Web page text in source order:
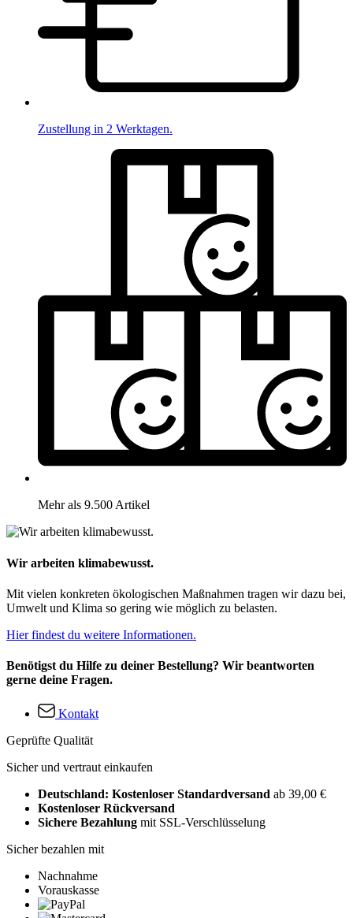
Zustellung in 2 Werktagen.
Mehr als 9.500 Artikel
Wir arbeiten klimabewusst.
Mit vielen konkreten ökologischen Maßnahmen tragen wir dazu bei,
Umwelt und Klima so gering wie möglich zu belasten.
Hier findest du weitere Informationen.
Benötigst du Hilfe zu deiner Bestellung? Wir beantworten
gerne deine Fragen.
Kontakt
Geprüfte Qualität
Sicher und vertraut einkaufen
Deutschland: Kostenloser Standardversand ab 39,00 €
Kostenloser Rückversand
Sichere Bezahlung mit SSL-Verschlüsselung
Sicher bezahlen mit
Nachnahme
Vorauskasse